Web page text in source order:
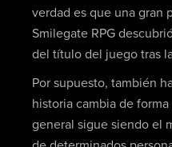
verdad es que una gran
Smilegate RPG
del título del juego tras
Por supuesto, también
historia cambia de
general sigue siendo el